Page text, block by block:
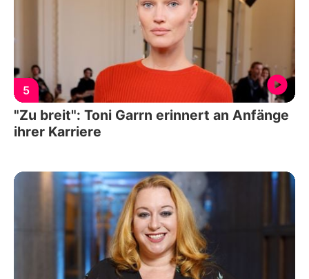
5
"Zu breit": Toni Garrn erinnert an Anfänge
ihrer Karriere